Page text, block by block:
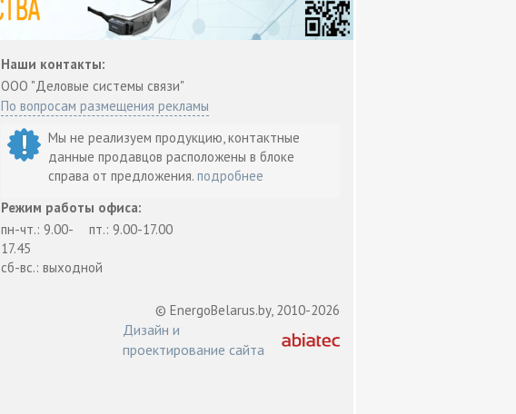
Наши контакты:
ООО "Деловые системы связи"
По вопросам размещения рекламы
Мы не реализуем продукцию, контактные
данные продавцов расположены в блоке
справа от предложения.подробнее
Режим работы офиса:
пн-чт.: 9.00-
17.45
пт.: 9.00-17.00
сб-вс.: выходной
© EnergoBelarus.by, 2010-2026
Дизайн и
проектирование сайта